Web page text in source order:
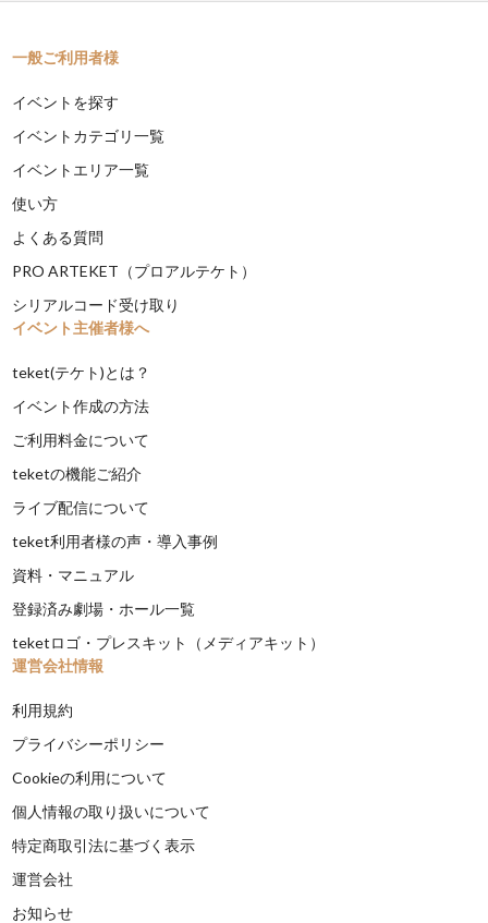
一般ご利用者様
イベントを探す
イベントカテゴリ一覧
イベントエリア一覧
使い方
よくある質問
PRO ARTEKET（プロアルテケト）
シリアルコード受け取り
イベント主催者様へ
teket(テケト)とは？
イベント作成の方法
ご利用料金について
teketの機能ご紹介
ライブ配信について
teket利用者様の声・導入事例
資料・マニュアル
登録済み劇場・ホール一覧
teketロゴ・プレスキット（メディアキット）
運営会社情報
利用規約
プライバシーポリシー
Cookieの利用について
個人情報の取り扱いについて
特定商取引法に基づく表示
運営会社
お知らせ